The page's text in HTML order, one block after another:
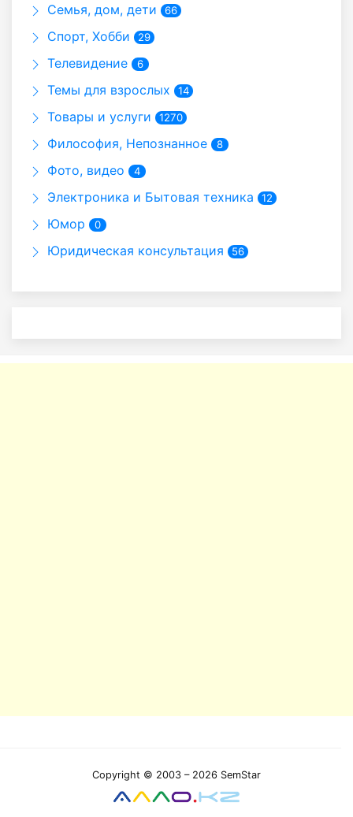
Семья, дом, дети 66
Спорт, Хобби 29
Телевидение 6
Темы для взрослых 14
Товары и услуги 1270
Философия, Непознанное 8
Фото, видео 4
Электроника и Бытовая техника 12
Юмор 0
Юридическая консультация 56
Copyright © 2003 – 2026 SemStar